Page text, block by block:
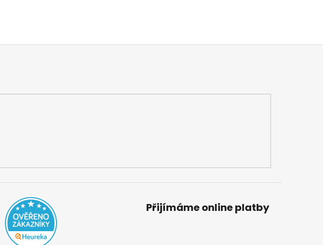
Přijímáme online platby